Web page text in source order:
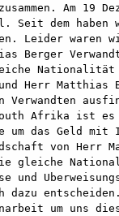
Am 19
Seit dem
Leider
Berger
Nationalität
Herr Matthias
Afrika ist
um das Geld mit
von Herr
gleiche
entscheiden.
um